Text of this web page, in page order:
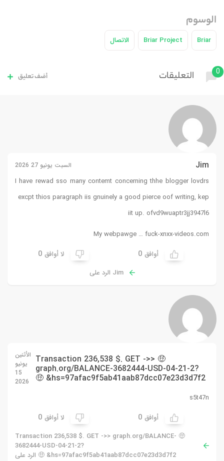
الوسوم
Briar
Briar Project الاتصال
0 التعليقات أضف تعليق
Jim السبت يونيو 27 2026
I have rewad sso many contemt concerning thhe blogger lovdrs
excpt thios paragraph iis gnuinely a good pierce oof writing, kep
iit up. ofvd9wuaptr3jj3947l6
My webpawge … fuck-xnxx-videos.com
أوافق 0 لا أوافق 0
Jim الرد على
🤑 Transaction 236,538 $. GET ->>
graph.org/BALANCE-3682444-USD-04-21-2?
hs=97afac9f5ab41aab87dcc07e23d3d7f2& 🤑
الأثنين
يونيو
15
2026
s5t47n
أوافق 0 لا أوافق 0
🤑 Transaction 236,538 $. GET ->> graph.org/BALANCE-
3682444-USD-04-21-2?
hs=97afac9f5ab41aab87dcc07e23d3d7f2& 🤑 الرد على